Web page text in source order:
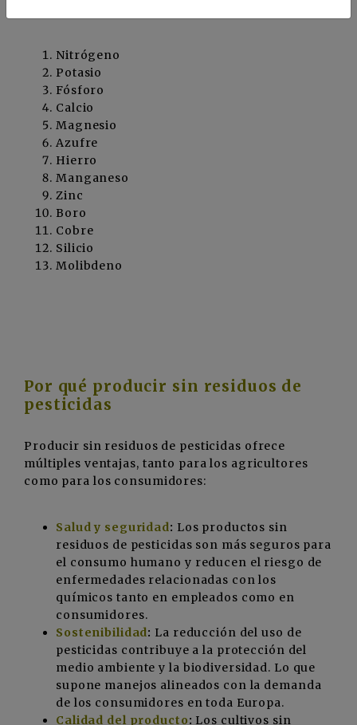
Nitrógeno
Potasio
Fósforo
Calcio
Magnesio
Azufre
Hierro
Manganeso
Zinc
Boro
Cobre
Silicio
Molibdeno
Por qué producir sin residuos de
pesticidas
Producir sin residuos de pesticidas ofrece
múltiples ventajas, tanto para los agricultores
como para los consumidores:
Salud y seguridad: Los productos sin
residuos de pesticidas son más seguros para
el consumo humano y reducen el riesgo de
enfermedades relacionadas con los
químicos tanto en empleados como en
consumidores.
Sostenibilidad: La reducción del uso de
pesticidas contribuye a la protección del
medio ambiente y la biodiversidad. Lo que
supone manejos alineados con la demanda
de los consumidores en toda Europa.
Calidad del producto: Los cultivos sin